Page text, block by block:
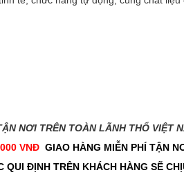
NƠI TRÊN TOÀN LÃNH THỔ VIỆT
VNĐ GIAO HÀNG MIỄN PHÍ TẬN
QUI ĐỊNH TRÊN KHÁCH HÀNG SẼ